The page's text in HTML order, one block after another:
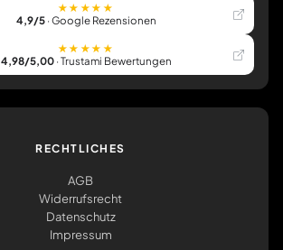
★★★★★
4,9/5· Google Rezensionen
★★★★★
4,98/5,00· Trustami Bewertungen
RECHTLICHES
AGB
Widerrufsrecht
Datenschutz
Impressum